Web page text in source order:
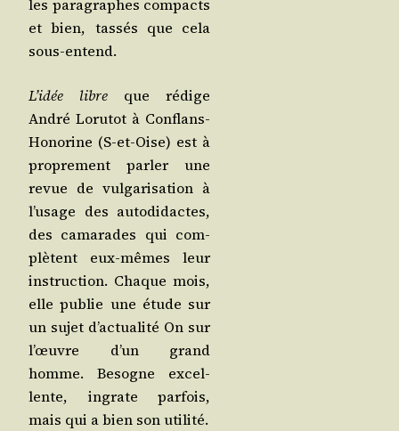
les para­graphes com­pacts
et bien, tas­sés que cela
sous-entend.
L’i­dée libre que rédige
André Loru­tot à Conflans-
Hono­rine (S‑et-Oise) est à
pro­pre­ment par­ler une
revue de vul­ga­ri­sa­tion à
l’u­sage des auto­di­dactes,
des cama­rades qui com­
plètent eux-mêmes leur
ins­truc­tion. Chaque mois,
elle publie une étude sur
un sujet d’ac­tua­li­té On sur
l’œuvre d’un grand
homme. Besogne excel­
lente, ingrate par­fois,
mais qui a bien son utilité.